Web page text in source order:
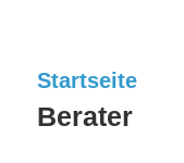
Startseite
Berater